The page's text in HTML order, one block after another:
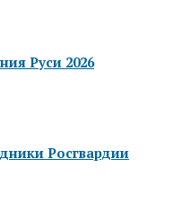
Руси 2026
Росгвардии